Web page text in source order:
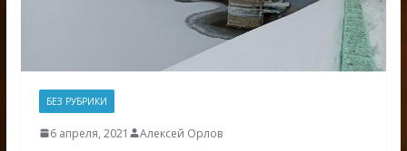
БЕЗ РУБРИКИ
6 апреля, 2021 Алексей Орлов